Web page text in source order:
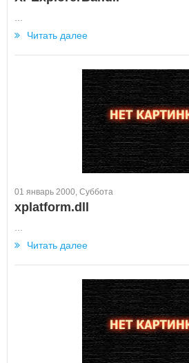
Читать далее
01 январь 2000, Суббота
xplatform.dll
Читать далее